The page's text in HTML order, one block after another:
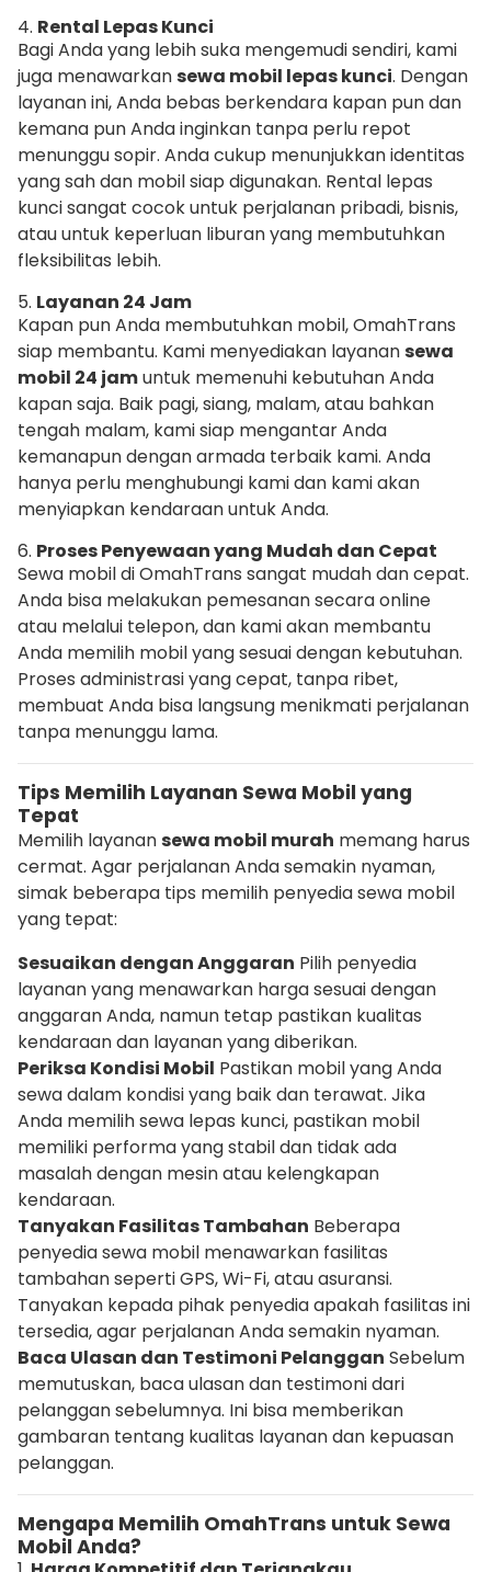
4. Rental Lepas Kunci
Bagi Anda yang lebih suka mengemudi sendiri, kami
juga menawarkansewa mobil lepas kunci. Dengan
layanan ini, Anda bebas berkendara kapan pun dan
kemana pun Anda inginkan tanpa perlu repot
menunggu sopir. Anda cukup menunjukkan identitas
yang sah dan mobil siap digunakan. Rental lepas
kunci sangat cocok untuk perjalanan pribadi, bisnis,
atau untuk keperluan liburan yang membutuhkan
fleksibilitas lebih.
5. Layanan 24 Jam
Kapan pun Anda membutuhkan mobil, OmahTrans
siap membantu. Kami menyediakan layanansewa
mobil 24 jamuntuk memenuhi kebutuhan Anda
kapan saja. Baik pagi, siang, malam, atau bahkan
tengah malam, kami siap mengantar Anda
kemanapun dengan armada terbaik kami. Anda
hanya perlu menghubungi kami dan kami akan
menyiapkan kendaraan untuk Anda.
6. Proses Penyewaan yang Mudah dan Cepat
Sewa mobil di OmahTrans sangat mudah dan cepat.
Anda bisa melakukan pemesanan secara online
atau melalui telepon, dan kami akan membantu
Anda memilih mobil yang sesuai dengan kebutuhan.
Proses administrasi yang cepat, tanpa ribet,
membuat Anda bisa langsung menikmati perjalanan
tanpa menunggu lama.
Tips Memilih Layanan Sewa Mobil yang
Tepat
Memilih layanansewa mobil murah memang harus
cermat. Agar perjalanan Anda semakin nyaman,
simak beberapa tips memilih penyedia sewa mobil
yang tepat:
Sesuaikan dengan Anggaran Pilih penyedia
layanan yang menawarkan harga sesuai dengan
anggaran Anda, namun tetap pastikan kualitas
kendaraan dan layanan yang diberikan.
Periksa Kondisi Mobil Pastikan mobil yang Anda
sewa dalam kondisi yang baik dan terawat. Jika
Anda memilih sewa lepas kunci, pastikan mobil
memiliki performa yang stabil dan tidak ada
masalah dengan mesin atau kelengkapan
kendaraan.
Tanyakan Fasilitas Tambahan Beberapa
penyedia sewa mobil menawarkan fasilitas
tambahan seperti GPS, Wi-Fi, atau asuransi.
Tanyakan kepada pihak penyedia apakah fasilitas ini
tersedia, agar perjalanan Anda semakin nyaman.
Baca Ulasan dan Testimoni Pelanggan Sebelum
memutuskan, baca ulasan dan testimoni dari
pelanggan sebelumnya. Ini bisa memberikan
gambaran tentang kualitas layanan dan kepuasan
pelanggan.
Mengapa Memilih OmahTrans untuk Sewa
Mobil Anda?